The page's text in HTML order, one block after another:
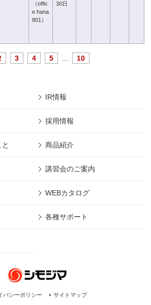
（offic
e hana
801）
30日
3 4 5 10
IR情報
採用情報
商品紹介
講習会のご案内
WEBカタログ
各種サポート
バシーポリシー サイトマップ